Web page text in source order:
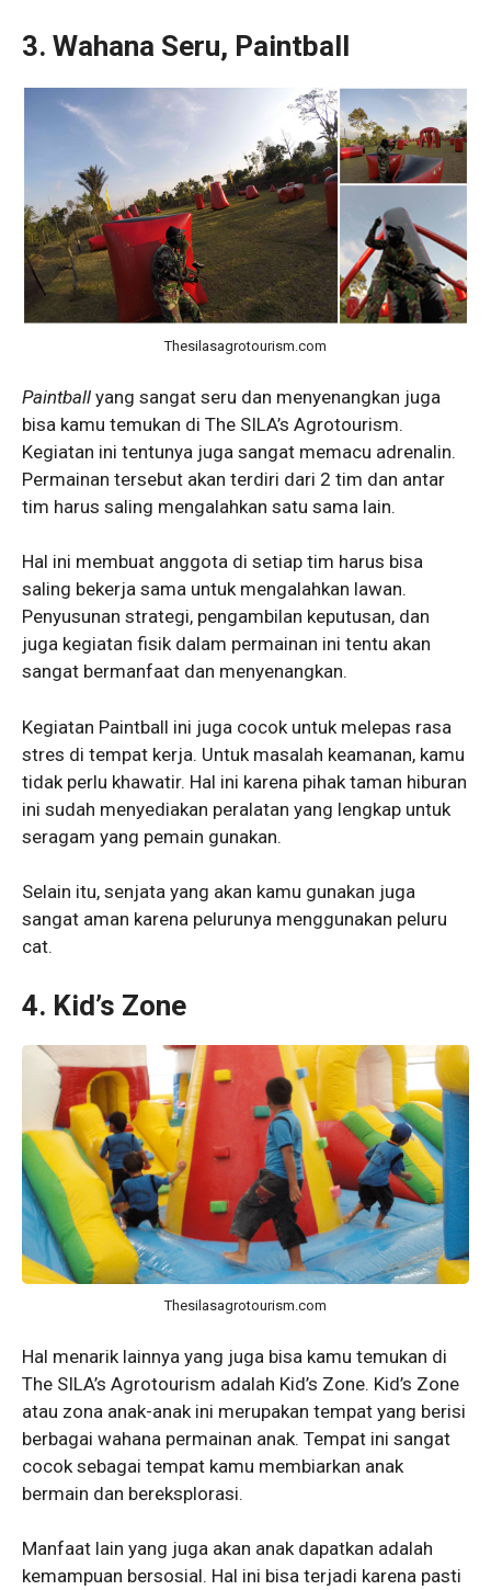
3. Wahana Seru, Paintball
Thesilasagrotourism.com
Paintball yang sangat seru dan menyenangkan juga
bisa kamu temukan di The SILA’s Agrotourism.
Kegiatan ini tentunya juga sangat memacu adrenalin.
Permainan tersebut akan terdiri dari 2 tim dan antar
tim harus saling mengalahkan satu sama lain.
Hal ini membuat anggota di setiap tim harus bisa
saling bekerja sama untuk mengalahkan lawan.
Penyusunan strategi, pengambilan keputusan, dan
juga kegiatan fisik dalam permainan ini tentu akan
sangat bermanfaat dan menyenangkan.
Kegiatan Paintball ini juga cocok untuk melepas rasa
stres di tempat kerja. Untuk masalah keamanan, kamu
tidak perlu khawatir. Hal ini karena pihak taman hiburan
ini sudah menyediakan peralatan yang lengkap untuk
seragam yang pemain gunakan.
Selain itu, senjata yang akan kamu gunakan juga
sangat aman karena pelurunya menggunakan peluru
cat.
4. Kid’s Zone
Thesilasagrotourism.com
Hal menarik lainnya yang juga bisa kamu temukan di
The SILA’s Agrotourism adalah Kid’s Zone. Kid’s Zone
atau zona anak-anak ini merupakan tempat yang berisi
berbagai wahana permainan anak. Tempat ini sangat
cocok sebagai tempat kamu membiarkan anak
bermain dan bereksplorasi.
Manfaat lain yang juga akan anak dapatkan adalah
kemampuan bersosial. Hal ini bisa terjadi karena pasti